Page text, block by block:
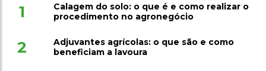
1
Calagem do solo: o que é e como realizar o
procedimento no agronegócio
2
Adjuvantes agrícolas: o que são e como
beneficiam a lavoura